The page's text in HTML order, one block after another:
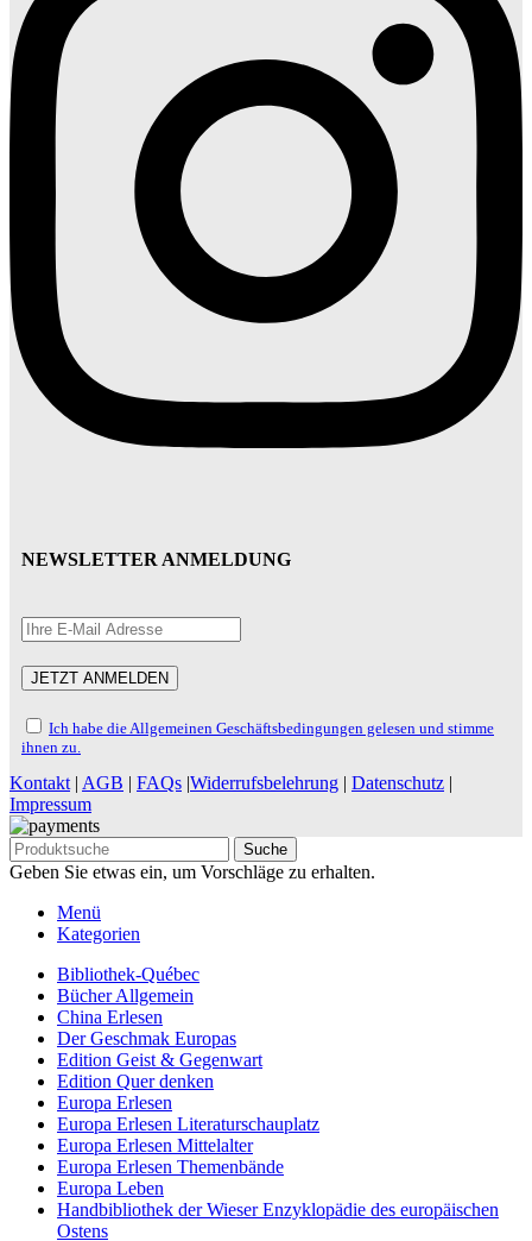
NEWSLETTER ANMELDUNG
Ich habe die Allgemeinen Geschäftsbedingungen gelesen und stimme
ihnen zu.
Kontakt| AGB | FAQs |Widerrufsbelehrung | Datenschutz |
Impressum
Suche
Geben Sie etwas ein, um Vorschläge zu erhalten.
Menü
Kategorien
Bibliothek-Québec
Bücher Allgemein
China Erlesen
Der Geschmak Europas
Edition Geist & Gegenwart
Edition Quer denken
Europa Erlesen
Europa Erlesen Literaturschauplatz
Europa Erlesen Mittelalter
Europa Erlesen Themenbände
Europa Leben
Handbibliothek der Wieser Enzyklopädie des europäischen
Ostens